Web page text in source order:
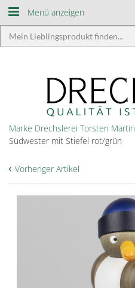
Menü anzeigen
Marke Drechslerei Torsten Martin
Südwester mit Stiefel rot/grün
‹ Vorheriger Artikel